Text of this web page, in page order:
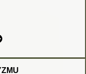
postępowania